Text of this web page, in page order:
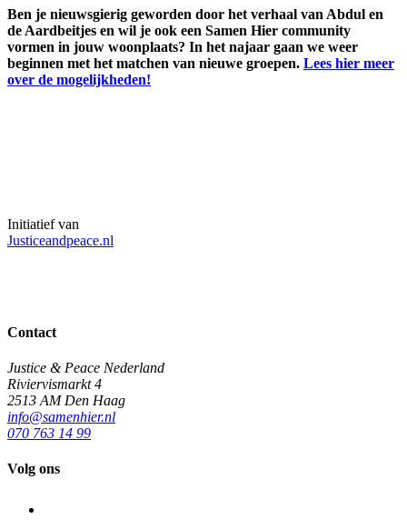
Ben je nieuwsgierig geworden door het verhaal van Abdul en
de Aardbeitjes en wil je ook een Samen Hier community
vormen in jouw woonplaats? In het najaar gaan we weer
beginnen met het matchen van nieuwe groepen. Lees hier meer
over de mogelijkheden!
Initiatief van
Justiceandpeace.nl
Contact
Justice & Peace Nederland
Riviervismarkt 4
2513 AM Den Haag
info@samenhier.nl
070 763 14 99
Volg ons